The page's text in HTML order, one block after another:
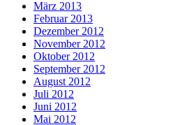
März 2013
Februar 2013
Dezember 2012
November 2012
Oktober 2012
September 2012
August 2012
Juli 2012
Juni 2012
Mai 2012